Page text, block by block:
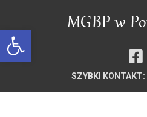
Open toolbar
SZYBKI KONTAKT: